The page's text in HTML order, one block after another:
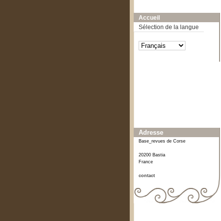
Accueil
Sélection de la langue
Adresse
Base_revues de Corse
20200 Bastia
France
contact